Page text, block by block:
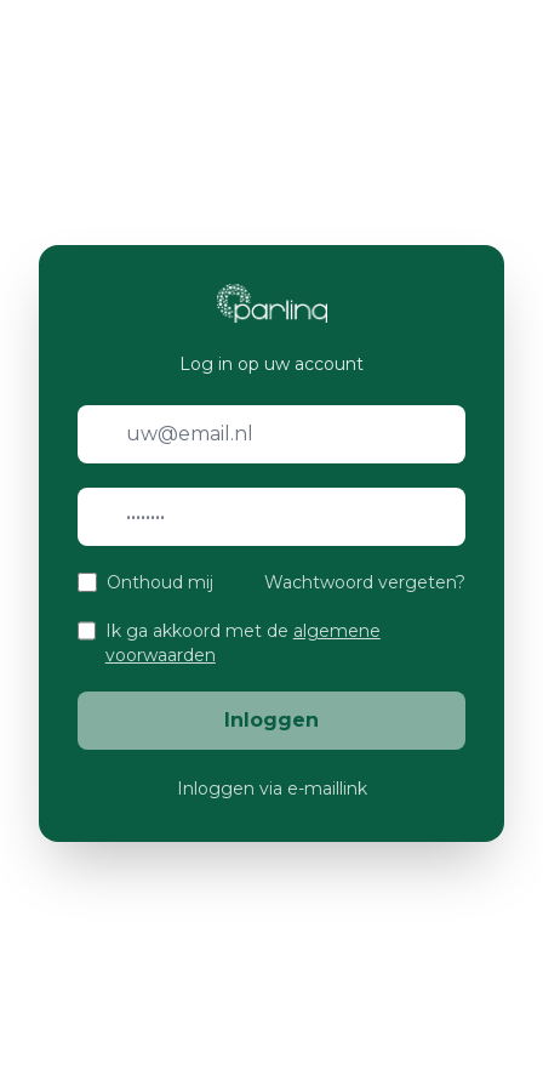
Log in op uw account
Onthoud mij Wachtwoord vergeten?
Ik ga akkoord met de algemene
voorwaarden
Inloggen
Inloggen via e-maillink